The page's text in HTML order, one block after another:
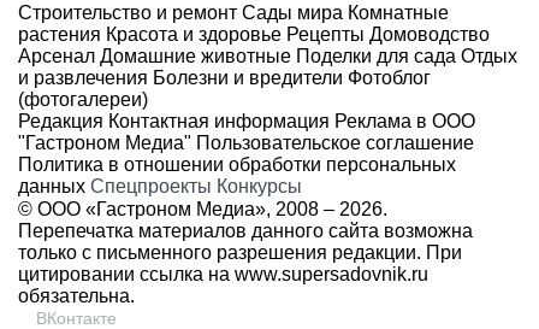
Строительство и ремонт Сады мира Комнатные
растения Красота и здоровье Рецепты Домоводство
Арсенал Домашние животные Поделки для сада Отдых
и развлечения Болезни и вредители Фотоблог
(фотогалереи)
Редакция Контактная информация Реклама в ООО
"Гастроном Медиа" Пользовательское соглашение
Политика в отношении обработки персональных
данных Спецпроекты Конкурсы
© ООО «Гастроном Медиа», 2008 – 2026.
Перепечатка материалов данного сайта возможна
только с письменного разрешения редакции. При
цитировании ссылка на www.supersadovnik.ru
обязательна.
ВКонтакте